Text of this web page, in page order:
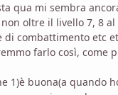
qua mi sembra
oltre il livello 7, 8 al
di combattimento etc
farlo così, come
1)è buona(a